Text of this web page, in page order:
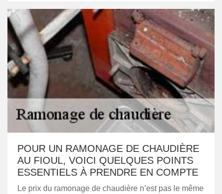
POUR UN RAMONAGE DE CHAUDIÈRE
AU FIOUL, VOICI QUELQUES POINTS
ESSENTIELS À PRENDRE EN COMPTE
Le prix du ramonage de chaudière n’est pas le même